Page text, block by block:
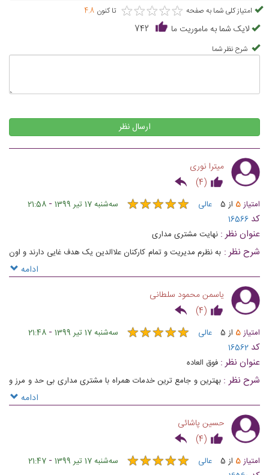
امتیاز کلی شما به صفحه ★★★★★
★★★★★ تا کنون 4.8
لایک شما به ماموریت ما 742
شرح نظر شما
ارسال نظر
میترا نوری
(
4
)
امتیاز5 از 5 عالی ★★★★★
★★★★★ ﺳﻪشنبه 17 تیر 1399 -
21:58
کد 16566
عنوان نظر : نهایت مشتری مداری
شرح نظر : به نظرم مدیریت و تمام کارکنان علاالدین یک هدف غایی دارند و اون
ادامه
یاسمن محمود سلطانی
(
4
)
امتیاز5 از 5 عالی ★★★★★
★★★★★ ﺳﻪشنبه 17 تیر 1399 -
21:48
کد 16562
عنوان نظر : فوق العاده
شرح نظر : بهترین و جامع ترین خدمات همراه با مشتری مداری بی حد و مرز و
ادامه
حسین پاشائی
(
4
)
امتیاز5 از 5 عالی ★★★★★
★★★★★ ﺳﻪشنبه 17 تیر 1399 -
21:47